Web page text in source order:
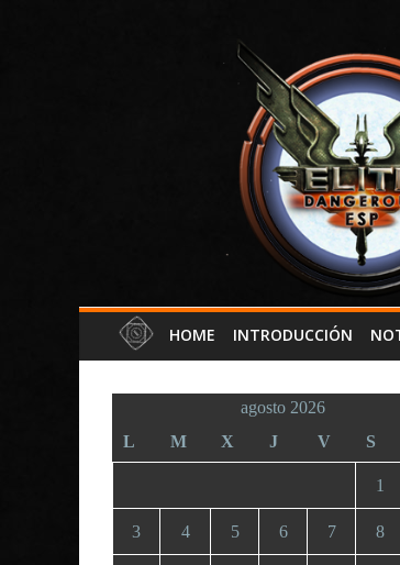
HOME INTRODUCCIÓN
agosto 2026
L
M X J V S
1
3 4 5 6 7 8